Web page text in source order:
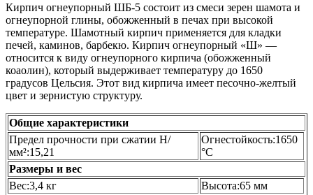
Кирпич огнеупорный ШБ-5 состоит из смеси зерен шамота и
огнеупорной глины, обожженный в печах при высокой
температуре. Шамотный кирпич применяется для кладки
печей, каминов, барбекю. Кирпич огнеупорный «Ш» —
относится к виду огнеупорного кирпича (обожженный
коаолин), который выдерживает температуру до 1650
градусов Цельсия. Этот вид кирпича имеет песочно-желтый
цвет и зернистую структуру.
Общие характеристики
Предел прочности при сжатии Н/
мм²:15,21
Огнестойкость:1650
°С
Размеры и вес
Вес:3,4 кг Высота:65 мм